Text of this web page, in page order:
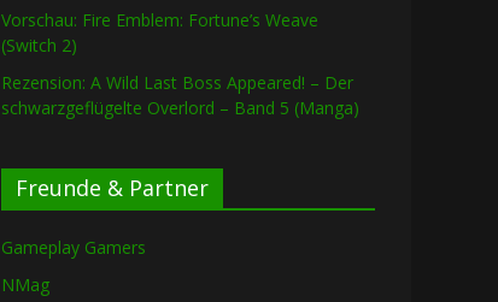
Vorschau: Fire Emblem: Fortune’s Weave
(Switch 2)
Rezension: A Wild Last Boss Appeared! – Der
schwarzgeflügelte Overlord – Band 5 (Manga)
Freunde & Partner
Gameplay Gamers
NMag